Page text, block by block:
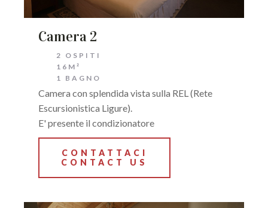
Camera 2
2 OSPITI
16M²
1 BAGNO
Camera con splendida vista sulla REL (Rete
Escursionistica Ligure).
E' presente il condizionatore
CONTATTACI
CONTACT US